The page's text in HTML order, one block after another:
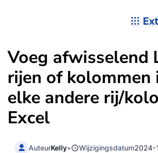
Voeg afwisselend
rijen of kolommen
elke andere rij/
Excel
AuteurKelly• Wijzigingsdatum2024-